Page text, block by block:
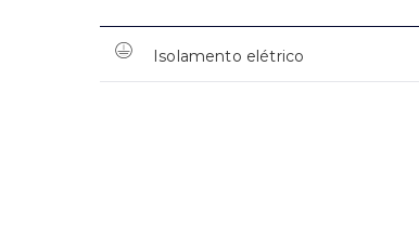
Isolamento elétrico